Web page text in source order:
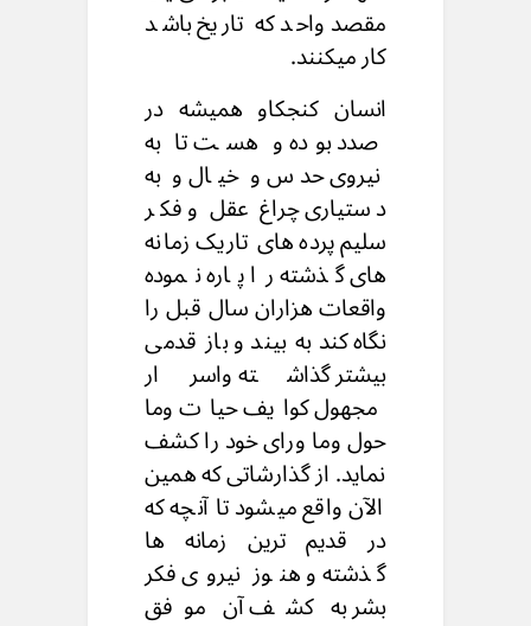
مقصد واحد که تاریخ باشد
کار میکنند.
انسان کنجکاو همیشه در
صدد بوده و هست تا به
نیروی حدس و خیال و به
دستیاری چراغ عقل و فکر
سلیم پرده های تاریک زمانه
های گذشته را پاره نموده
واقعات هزاران سال قبل را
نگاه کند به بیند و باز قدمی
بیشتر گذاشته واسرار
مجهول کوایف حیات وما
حول وما وراى خود را کشف
نماید. از گذارشاتی که همین
الآن واقع میشود تا آنچه که
در قدیم ترین زمانه ها
گذشته و هنوز نیروی فکر
بشر به کشف آن موفق